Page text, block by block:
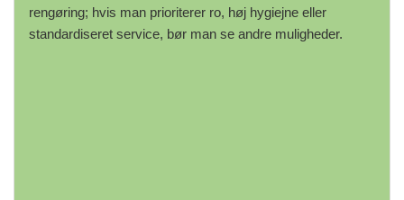
rengøring; hvis man prioriterer ro, høj hygiejne eller
standardiseret service, bør man se andre muligheder.